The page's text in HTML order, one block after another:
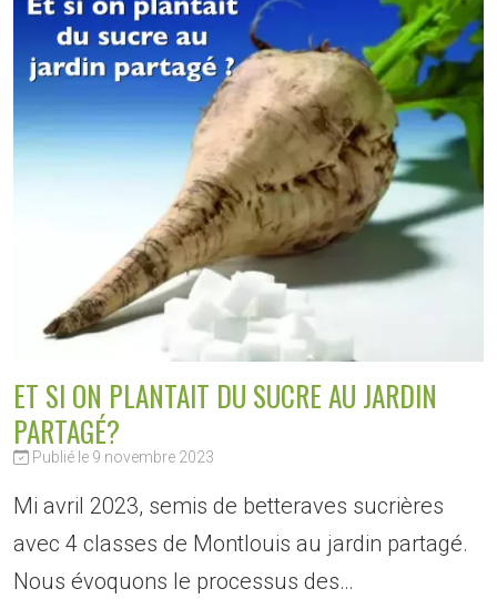
ET SI ON PLANTAIT DU SUCRE AU JARDIN
PARTAGÉ?
Publié le 9 novembre 2023
Mi avril 2023, semis de betteraves sucrières
avec 4 classes de Montlouis au jardin partagé.
Nous évoquons le processus des…